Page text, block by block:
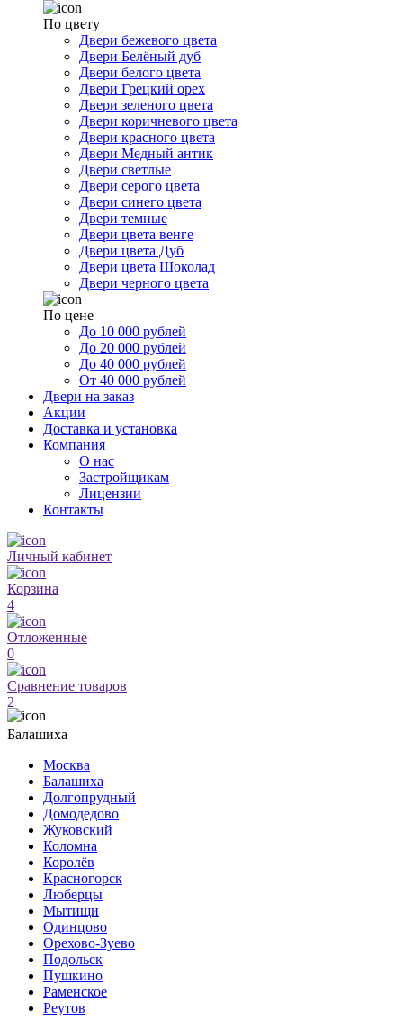
По цвету
Двери бежевого цвета
Двери Белёный дуб
Двери белого цвета
Двери Грецкий орех
Двери зеленого цвета
Двери коричневого цвета
Двери красного цвета
Двери Медный антик
Двери светлые
Двери серого цвета
Двери синего цвета
Двери темные
Двери цвета венге
Двери цвета Дуб
Двери цвета Шоколад
Двери черного цвета
По цене
До 10 000 рублей
До 20 000 рублей
До 40 000 рублей
От 40 000 рублей
Двери на заказ
Акции
Доставка и установка
Компания
О нас
Застройщикам
Лицензии
Контакты
Личный кабинет
Корзина
4
Отложенные
0
Сравнение товаров
2
Балашиха
Москва
Балашиха
Долгопрудный
Домодедово
Жуковский
Коломна
Королёв
Красногорск
Люберцы
Мытищи
Одинцово
Орехово-Зуево
Подольск
Пушкино
Раменское
Реутов